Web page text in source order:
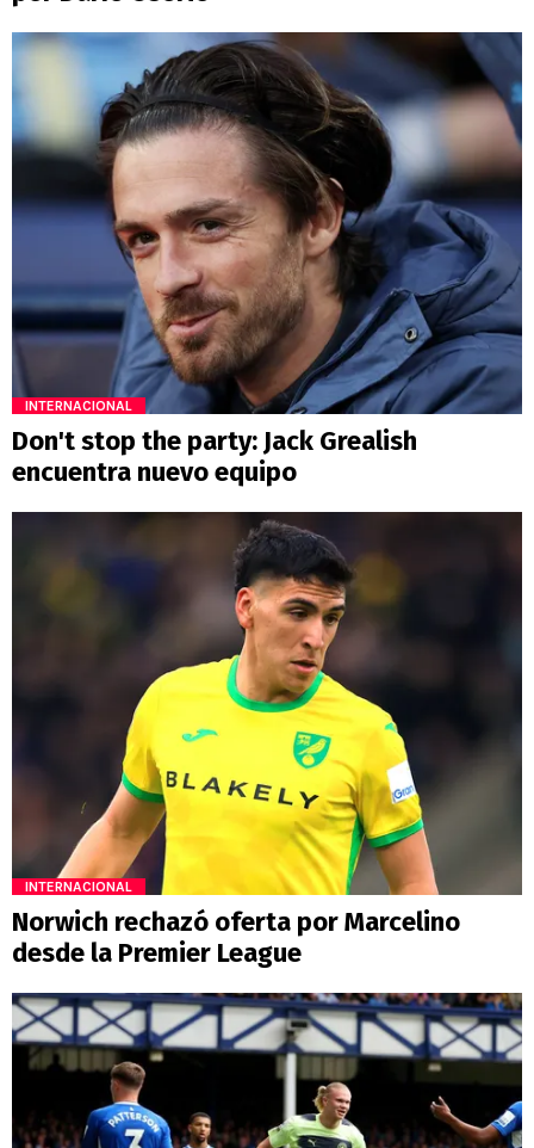
INTERNACIONAL
Don't stop the party: Jack Grealish
encuentra nuevo equipo
INTERNACIONAL
Norwich rechazó oferta por Marcelino
desde la Premier League